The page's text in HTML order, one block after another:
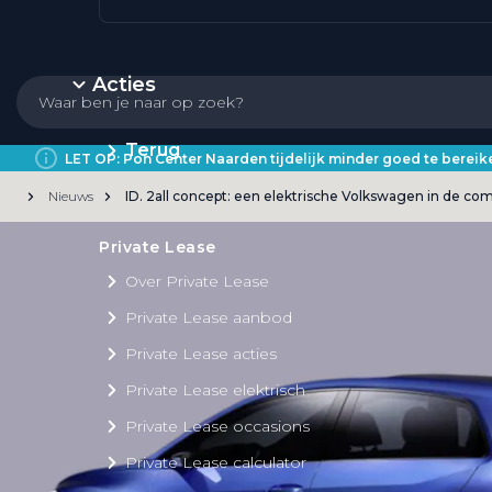
Acties
Terug
Private Lease
Over Private Lease
Private Lease aanbod
Private Lease acties
Private Lease elektrisch
Private Lease occasions
Private Lease calculator
LET OP: Pon Center Naarden tijdelijk minder goed te
Nieuws ID. 2all concept: een elektrische Volkswagen in de